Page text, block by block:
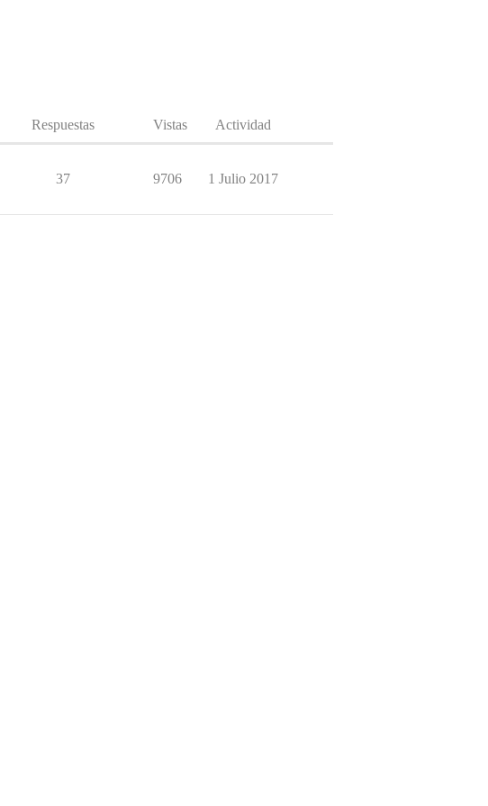
Respuestas Vistas Actividad
37 9706 1 Julio 2017